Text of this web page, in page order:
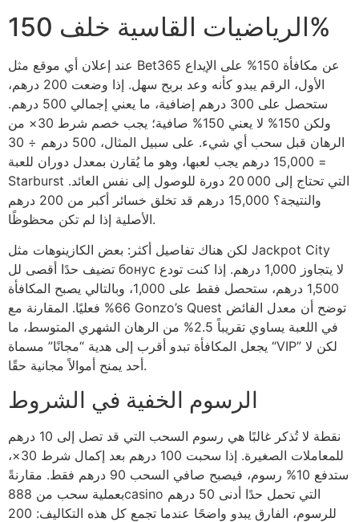
الرياضيات القاسية خلف 150%
عند إعلان أي موقع مثل Bet365 عن مكافأة 150% على الإيداع
الأول، الرقم يبدو كأنه وعد بربح سهل. إذا وضعت 200 درهم،
ستحصل على 300 درهم إضافية، ما يعني إجمالي 500 درهم.
ولكن 150% لا يعني 150% صافية؛ يجب خصم شرط 30× من
الرهان قبل سحب أي شيء. على سبيل المثال، 500 درهم ÷ 30
= 15,000 درهم يجب لعبها، وهو ما يُقارن بمعدل دوران للعبة
Starburst التي تحتاج إلى 20 000 دورة للوصول إلى نفس العائد.
والنتيجة؟ 15,000 درهم قد تخلق خسائر أكبر من 200 درهم
الأصلية إذا لم تكن محظوظًا.
لكن هناك تفاصيل أكثر: بعض الكازينوهات مثل Jackpot City
تضيف حدًا أقصى لل бонус لا يتجاوز 1,000 درهم. إذا كنت تودع
1,500 درهم، ستحصل فقط على 1,000، وبالتالي يصبح المكافأة
66% فعليًا. المقارنة مع Gonzo’s Quest توضح أن معدل الفائض
في اللعبة يساوي تقريباً 2.5% من الرهان الشهري المتوسط، ما
يجعل المكافأة تبدو أقرب إلى هدية “مجانًا” مسماة “VIP” لكن لا
أحد يمنح أموالاً مجانية حقًا.
الرسوم الخفية في الشروط
نقطة لا تُذكر غالبًا هي رسوم السحب التي قد تصل إلى 10 درهم
للمعاملات الصغيرة. إذا سحبت 100 درهم بعد إكمال شرط 30×،
ستدفع 10% رسوم، فيصبح صافي السحب 90 درهم فقط. مقارنةً
بعملية سحب من 888casino التي تحمل حدًا أدنى 50 درهم
للرسوم، الفارق يبدو واضحًا عندما تجمع كل هذه التكاليف: 200